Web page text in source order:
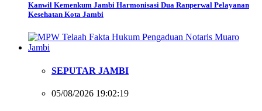
Kanwil Kemenkum Jambi Harmonisasi Dua Ranperwal Pelayanan
Kesehatan Kota Jambi
SEPUTAR JAMBI
05/08/2026 19:02:19